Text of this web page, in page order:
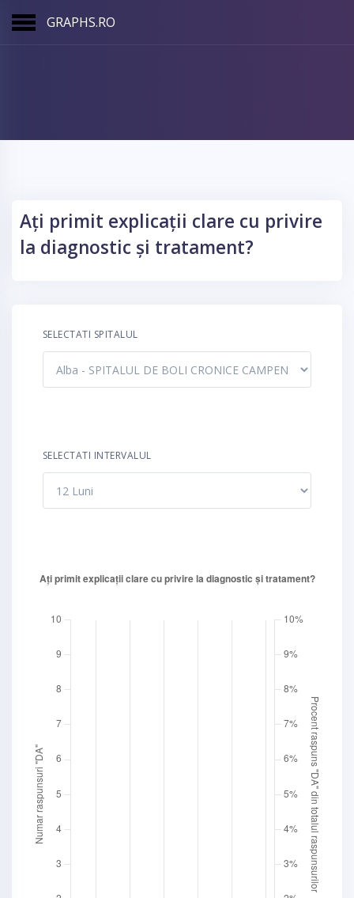
GRAPHS.RO
Ați primit explicații clare cu privire
la diagnostic și tratament?
SELECTATI SPITALUL
SELECTATI INTERVALUL